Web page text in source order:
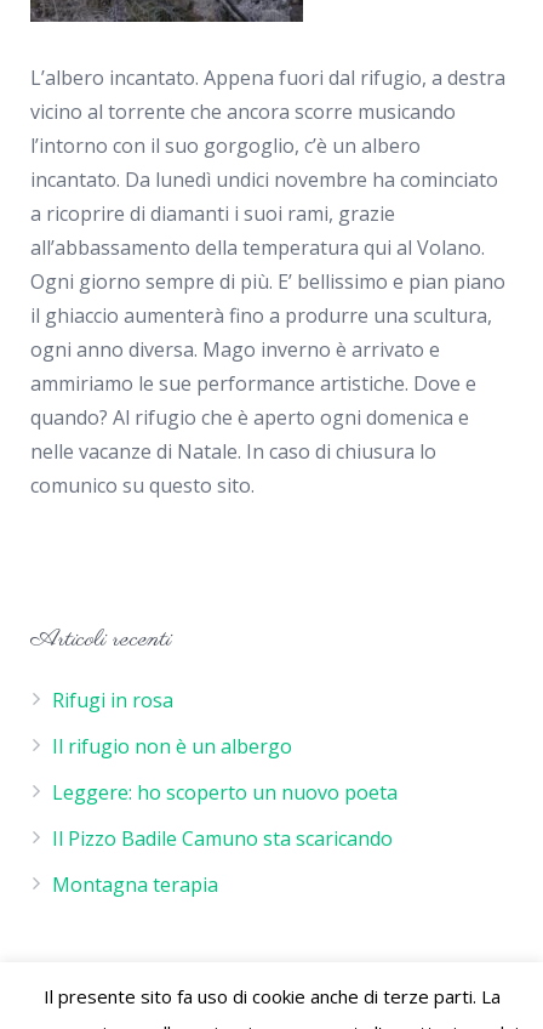
L’albero incantato. Appena fuori dal rifugio, a destra
vicino al torrente che ancora scorre musicando
l’intorno con il suo gorgoglio, c’è un albero
incantato. Da lunedì undici novembre ha cominciato
a ricoprire di diamanti i suoi rami, grazie
all’abbassamento della temperatura qui al Volano.
Ogni giorno sempre di più. E’ bellissimo e pian piano
il ghiaccio aumenterà fino a produrre una scultura,
ogni anno diversa. Mago inverno è arrivato e
ammiriamo le sue performance artistiche. Dove e
quando? Al rifugio che è aperto ogni domenica e
nelle vacanze di Natale. In caso di chiusura lo
comunico su questo sito.
Articoli recenti
Rifugi in rosa
Il rifugio non è un albergo
Leggere: ho scoperto un nuovo poeta
Il Pizzo Badile Camuno sta scaricando
Montagna terapia
Rifugio De Marie - P.IVA 02244260986 - Rifugio de Marie
Il presente sito fa uso di cookie anche di terze parti. La